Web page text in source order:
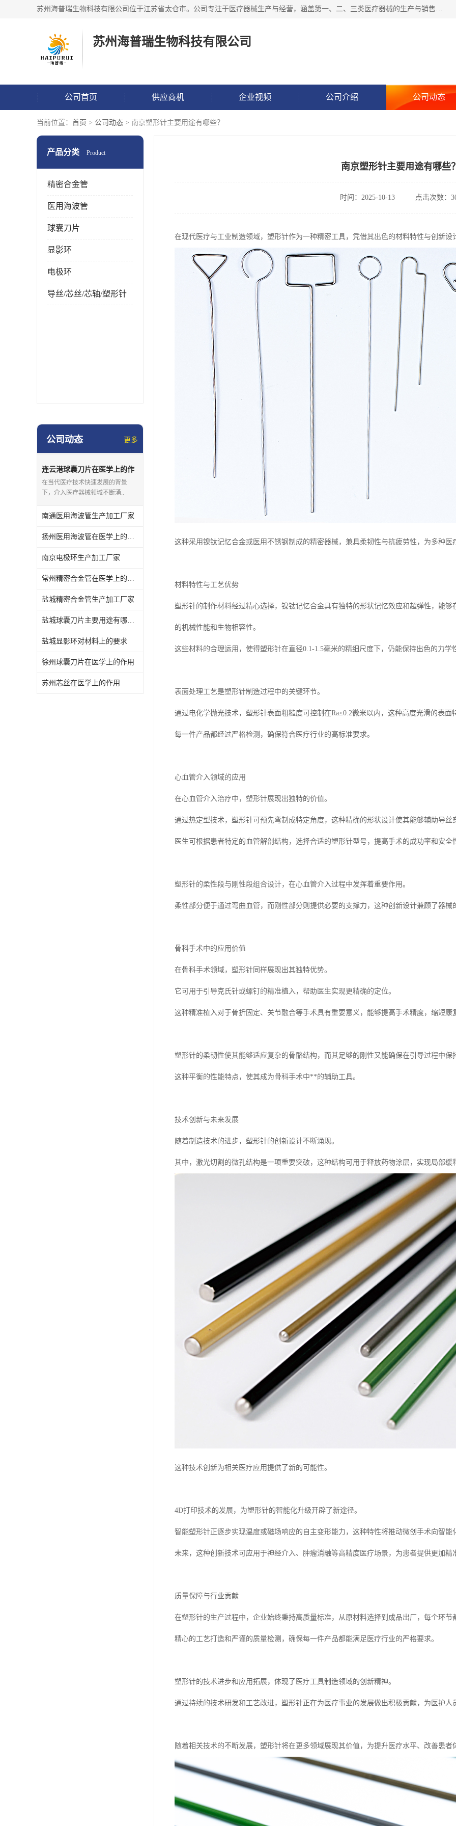
苏州海普瑞生物科技有限公司位于江苏省太仓市。公司专注于医疗器械生产与经营，涵盖第一、二、三类医疗器械的生产与销售服务。此外，海普瑞还致力于生物化工产品技术研发、技术服务、技术转让及推广，并涉足新材料研发、电子元器件制造与销售、金属材料加工等领域。公司以技术创新为核心，致力于为客户提供高质量的产品和服务，业务范围广泛，涵盖医疗器械、化工产品、金属制品及电子设备等多个领域，积极推动行业技术进步与发展。
苏州海普瑞生物科技有限公司
公司首页 供应商机 企业视频 公司介绍 公司动态
当前位置： 首页 > 公司动态 > 南京塑形针主要用途有哪些？
产品分类 Product
精密合金管
医用海波管
球囊刀片
显影环
电极环
导丝/芯丝/芯轴/塑形针
公司动态 更多
连云港球囊刀片在医学上的作
用
在当代医疗技术快速发展的背景
下，介入医疗器械领域不断涌..
南通医用海波管生产加工厂家
扬州医用海波管在医学上的作用
南京电极环生产加工厂家
常州精密合金管在医学上的作用
盐城精密合金管生产加工厂家
盐城球囊刀片主要用途有哪些？
盐城显影环对材料上的要求
徐州球囊刀片在医学上的作用
苏州芯丝在医学上的作用
南京塑形针主要用途有哪些
时间：2025-10-13 点击次数：
在现代医疗与工业制造领域，塑形针作为一种精密工具，凭借其出色的材料特性与创新
这种采用镍钛记忆合金或医用不锈钢制成的精密器械，兼具柔韧性与抗疲劳性，为多种医
材料特性与工艺优势
塑形针的制作材料经过精心选择，镍钛记忆合金具有独特的形状记忆效应和超弹性，能
的机械性能和生物相容性。
这些材料的合理运用，使得塑形针在直径0.1-1.5毫米的精细尺度下，仍能保持出色的力学
表面处理工艺是塑形针制造过程中的关键环节。
通过电化学抛光技术，塑形针表面粗糙度可控制在Ra≤0.2微米以内，这种高度光滑的表
每一件产品都经过严格检测，确保符合医疗行业的高标准要求。
心血管介入领域的应用
在心血管介入治疗中，塑形针展现出独特的价值。
通过热定型技术，塑形针可预先弯制成特定角度，这种精确的形状设计使其能够辅助导丝
医生可根据患者特定的血管解剖结构，选择合适的塑形针型号，提高手术的成功率和安全
塑形针的柔性段与刚性段组合设计，在心血管介入过程中发挥着重要作用。
柔性部分便于通过弯曲血管，而刚性部分则提供必要的支撑力，这种创新设计兼顾了器
骨科手术中的应用价值
在骨科手术领域，塑形针同样展现出其独特优势。
它可用于引导克氏针或螺钉的精准植入，帮助医生实现更精确的定位。
这种精准植入对于骨折固定、关节融合等手术具有重要意义，能够提高手术精度，缩短康
塑形针的柔韧性使其能够适应复杂的骨骼结构，而其足够的刚性又能确保在引导过程中保
这种平衡的性能特点，使其成为骨科手术中**的辅助工具。
技术创新与未来发展
随着制造技术的进步，塑形针的创新设计不断涌现。
其中，激光切割的微孔结构是一项重要突破，这种结构可用于释放药物涂层，实现局部缓
这种技术创新为相关医疗应用提供了新的可能性。
4D打印技术的发展，为塑形针的智能化升级开辟了新途径。
智能塑形针正逐步实现温度或磁场响应的自主变形能力，这种特性将推动微创手术向智能
未来，这种创新技术可应用于神经介入、肿瘤消融等高精度医疗场景，为患者提供更加精
质量保障与行业贡献
在塑形针的生产过程中，企业始终秉持高质量标准，从原材料选择到成品出厂，每个环节
精心的工艺打造和严谨的质量检测，确保每一件产品都能满足医疗行业的严格要求。
塑形针的技术进步和应用拓展，体现了医疗工具制造领域的创新精神。
通过持续的技术研发和工艺改进，塑形针正在为医疗事业的发展做出积极贡献，为医护人
随着相关技术的不断发展，塑形针将在更多领域展现其价值，为提升医疗水平、改善患者